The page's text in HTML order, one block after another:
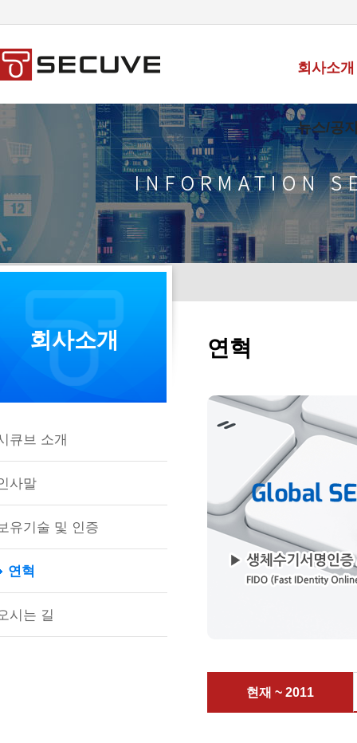
회사소개
뉴스/공
회사소개
큐브 소개
사말
유기술 및 인증
연혁
시는 길
연혁
현재 ~ 2011